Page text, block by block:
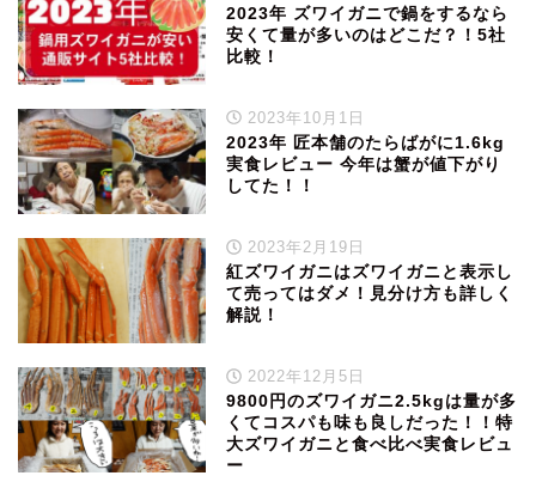
2023年 ズワイガニで鍋をするなら
安くて量が多いのはどこだ？！5社
比較！
2023年10月1日
2023年 匠本舗のたらばがに1.6kg
実食レビュー 今年は蟹が値下がり
してた！！
2023年2月19日
紅ズワイガニはズワイガニと表示し
て売ってはダメ！見分け方も詳しく
解説！
2022年12月5日
9800円のズワイガニ2.5kgは量が多
くてコスパも味も良しだった！！特
大ズワイガニと食べ比べ実食レビュ
ー